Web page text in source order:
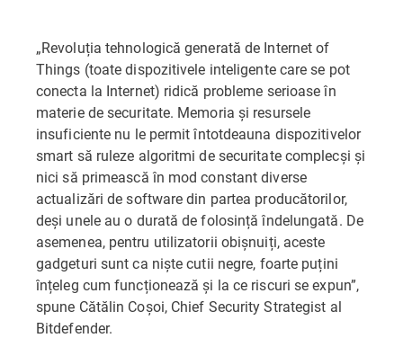
„Revoluția tehnologică generată de Internet of
Things (toate dispozitivele inteligente care se pot
conecta la Internet) ridică probleme serioase în
materie de securitate. Memoria și resursele
insuficiente nu le permit întotdeauna dispozitivelor
smart să ruleze algoritmi de securitate complecși și
nici să primească în mod constant diverse
actualizări de software din partea producătorilor,
deși unele au o durată de folosință îndelungată. De
asemenea, pentru utilizatorii obișnuiți, aceste
gadgeturi sunt ca niște cutii negre, foarte puțini
înțeleg cum funcționează și la ce riscuri se expun”,
spune Cătălin Coșoi, Chief Security Strategist al
Bitdefender.